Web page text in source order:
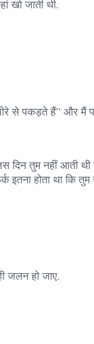
खो जाती थी.
से पकड़ते हैं” और मैं
तुम नहीं आती थी
इतना होता था कि
जलन हो जाए.